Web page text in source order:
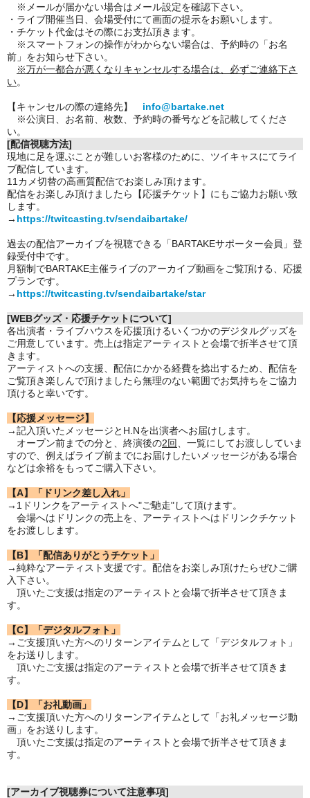
※メールが届かない場合はメール設定を確認下さい。
・ライブ開催当日、会場受付にて画面の提示をお願いします。
・チケット代金はその際にお支払頂きます。
※スマートフォンの操作がわからない場合は、予約時の「お名
前」をお知らせ下さい。
※万が一都合が悪くなりキャンセルする場合は、必ずご連絡下さ
い。
【キャンセルの際の連絡先】 info@bartake.net
※公演日、お名前、枚数、予約時の番号などを記載してくださ
い。
[配信視聴方法]
現地に足を運ぶことが難しいお客様のために、ツイキャスにてライ
ブ配信しています。
11カメ切替の高画質配信でお楽しみ頂けます。
配信をお楽しみ頂けましたら【応援チケット】にもご協力お願い致
します。
→ https://twitcasting.tv/sendaibartake/
過去の配信アーカイブを視聴できる「BARTAKEサポーター会員」登
録受付中です。
月額制でBARTAKE主催ライブのアーカイブ動画をご覧頂ける、応援
プランです。
→ https://twitcasting.tv/sendaibartake/star
[WEBグッズ・応援チケットについて]
各出演者・ライブハウスを応援頂けるいくつかのデジタルグッズを
ご用意しています。売上は指定アーティストと会場で折半させて頂
きます。
アーティストへの支援、配信にかかる経費を捻出するため、配信を
ご覧頂き楽しんで頂けましたら無理のない範囲でお気持ちをご協力
頂けると幸いです。
【応援メッセージ】
→記入頂いたメッセージとH.Nを出演者へお届けします。
オープン前までの分と、終演後の2回
、一覧にしてお渡ししていま
すので、例えばライブ前までにお届けしたいメッセージがある場合
などは余裕をもってご購入下さい。
【A】「ドリンク差し入れ」
→1ドリンクをアーティストへ"ご馳走"して頂けます。
会場へはドリンクの売上を、アーティストへはドリンクチケット
をお渡しします。
【B】「配信ありがとうチケット」
→純粋なアーティスト支援です。配信をお楽しみ頂けたらぜひご購
入下さい。
頂いたご支援は指定のアーティストと会場で折半させて頂きま
す。
【C】「デジタルフォト」
→ご支援頂いた方へのリターンアイテムとして「デジタルフォト」
をお送りします。
頂いたご支援は指定のアーティストと会場で折半させて頂きま
す。
【D】「お礼動画」
→ご支援頂いた方へのリターンアイテムとして「お礼メッセージ動
画」をお送りします。
頂いたご支援は指定のアーティストと会場で折半させて頂きま
す。
[アーカイブ視聴券について注意事項]